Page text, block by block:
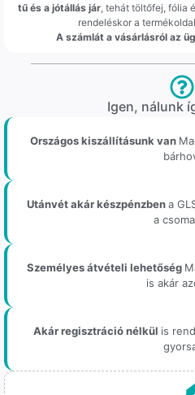
tű és a jótállás jár , tehát töltőfej, fólia
rendeléskor a
A számlát a vásárlásról az
Igen, nálunk
Országos kiszállításunk van
Utánvét akár készpénzbena
a
Személyes átvételi lehetőség
is akár
Akár regisztráció nélkül is